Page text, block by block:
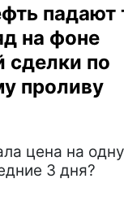
падают
на фоне
сделки по
проливу
цена на
3 дня?